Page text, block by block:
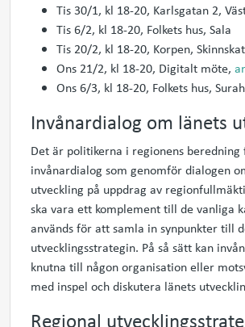
Tis 30/1, kl 18-20, Karlsgatan 2,
Tis 6/2, kl 18-20, Folkets hus, Sala
Tis 20/2, kl 18-20, Korpen,
Ons 21/2, kl 18-20, Digitalt möte,
Ons 6/3, kl 18-20, Folkets hus,
Invånardialog om länets
Det är politikerna i regionens beredning
invånardialog som genomför dialogen
utveckling på uppdrag av
ska vara ett komplement till de vanliga
används för att samla in synpunkter till
utvecklingsstrategin. På så sätt kan
knutna till någon organisation eller
med inspel och diskutera länets
Regional